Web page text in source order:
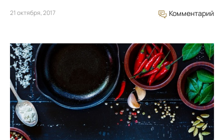
21 октября, 2017 Комментарий